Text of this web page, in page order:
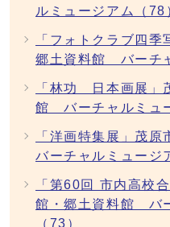
ルミュージアム（78
「フォトクラブ四季
郷土資料館 バーチ
「林功 日本画展」
館 バーチャルミュ
「洋画特集展」茂
バーチャルミュージ
「第60回 市内高校
館・郷土資料館 バ
（73）